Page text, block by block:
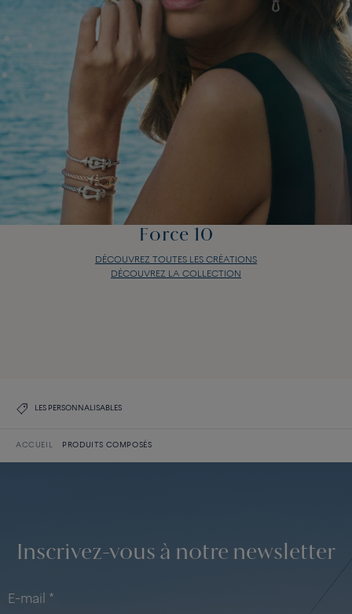
Force 10
DÉCOUVREZ TOUTES LES CRÉATIONS
DÉCOUVREZ LA COLLECTION
LES PERSONNALISABLES
ACCUEIL PRODUITS COMPOSÉS
Inscrivez-vous à notre newsletter